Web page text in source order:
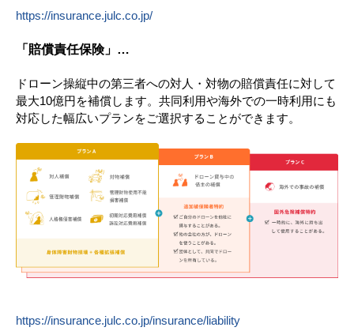
https://insurance.julc.co.jp/
「賠償責任保険」…
ドローン操縦中の第三者への対人・対物の賠償責任に対して
最大10億円を補償します。共同利用や海外での一時利用にも
対応した幅広いプランをご選択することができます。
https://insurance.julc.co.jp/insurance/liability